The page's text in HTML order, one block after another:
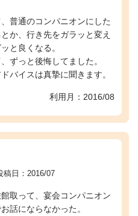
普通のコンパニオンにした
か、行き先をガラッと変え
と良くなる。
ずっと後悔してました。
バイスは真摯に聞きます。
利用月：2016/08
稿日：2016/07
取って、宴会コンパニオン
話にならなかった。